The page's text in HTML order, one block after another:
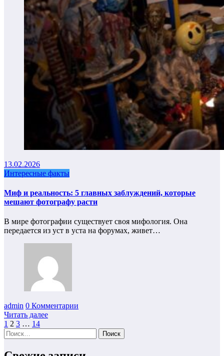
13.02.2026
Интересные факты
Миф и реальность: 5 главных заблуждений, которые
мешают фотографу расти
В мире фотографии существует своя мифология. Она
передается из уст в уста на форумах, живет…
admin 0 Комментарии
Читать далее
Пагинация
записей
1 2 3 … 14
Найти: